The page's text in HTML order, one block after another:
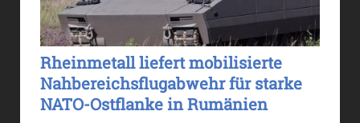
Rheinmetall liefert mobilisierte
Nahbereichsflugabwehr für starke
NATO-Ostflanke in Rumänien